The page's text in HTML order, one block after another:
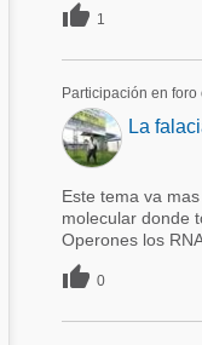
 1
Participación en
La
Este tema va
molecular donde
Operones los
 0